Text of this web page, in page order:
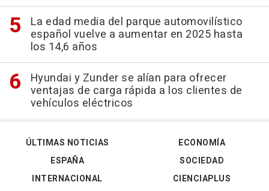
La edad media del parque automovilístico
español vuelve a aumentar en 2025 hasta
los 14,6 años
Hyundai y Zunder se alían para ofrecer
ventajas de carga rápida a los clientes de
vehículos eléctricos
ÚLTIMAS NOTICIAS
ESPAÑA
INTERNACIONAL
ECONOMÍA
SOCIEDAD
CIENCIAPLUS